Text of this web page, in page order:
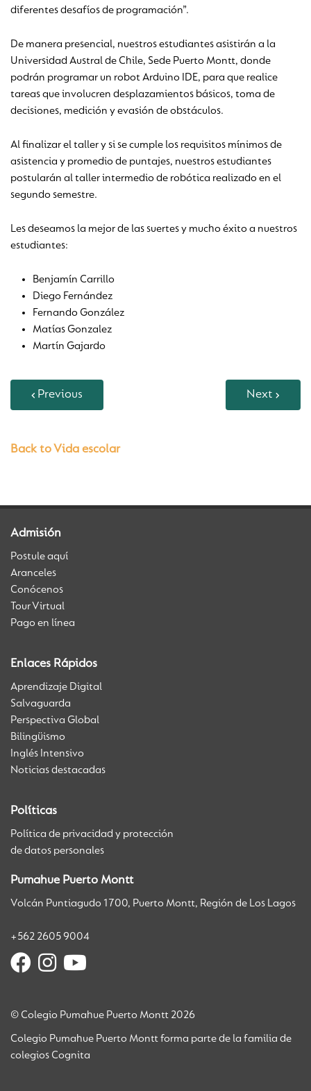
diferentes desafíos de programación”.
De manera presencial, nuestros estudiantes asistirán a la
Universidad Austral de Chile, Sede Puerto Montt, donde
podrán programar un robot Arduino IDE, para que realice
tareas que involucren desplazamientos básicos, toma de
decisiones, medición y evasión de obstáculos.
Al finalizar el taller y si se cumple los requisitos mínimos de
asistencia y promedio de puntajes, nuestros estudiantes
postularán al taller intermedio de robótica realizado en el
segundo semestre.
Les deseamos la mejor de las suertes y mucho éxito a nuestros
estudiantes:
Benjamín Carrillo
Diego Fernández
Fernando González
Matías Gonzalez
Martín Gajardo
Previous Next
Back to Vida escolar
Admisión
Postule aquí
Aranceles
Conócenos
Tour Virtual
Pago en línea
Enlaces Rápidos
Aprendizaje Digital
Salvaguarda
Perspectiva Global
Bilingüismo
Inglés Intensivo
Noticias destacadas
Políticas
Política de privacidad y protección
de datos personales
Pumahue Puerto Montt
Volcán Puntiagudo 1700, Puerto Montt, Región de Los Lagos
+562 2605 9004
© Colegio Pumahue Puerto Montt 2026
Colegio Pumahue Puerto Montt forma parte de la familia de
colegios Cognita